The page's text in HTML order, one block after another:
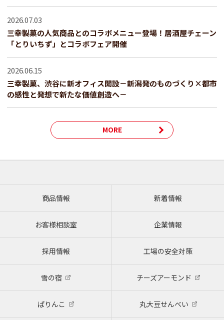
2026.07.03
三幸製菓の人気商品とのコラボメニュー登場！居酒屋チェーン
「とりいちず」とコラボフェア開催
2026.06.15
三幸製菓、渋谷に新オフィス開設－新潟発のものづくり×都市
の感性と発想で新たな価値創造へ－
MORE
商品情報 新着情報
お客様相談室 企業情報
採用情報 工場の安全対策
雪の宿 チーズアーモンド
ぱりんこ 丸大豆せんべい